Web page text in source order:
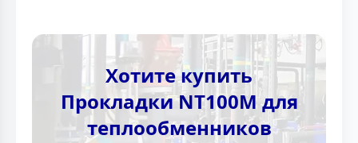
Хотите купить
Прокладки NT100M для
теплообменников